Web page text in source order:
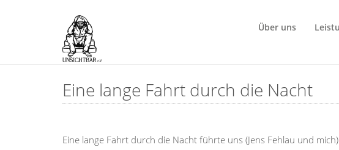
Über uns
Eine lange Fahrt durch die Nacht
Eine lange Fahrt durch die Nacht führte uns (Jens Fehlau und